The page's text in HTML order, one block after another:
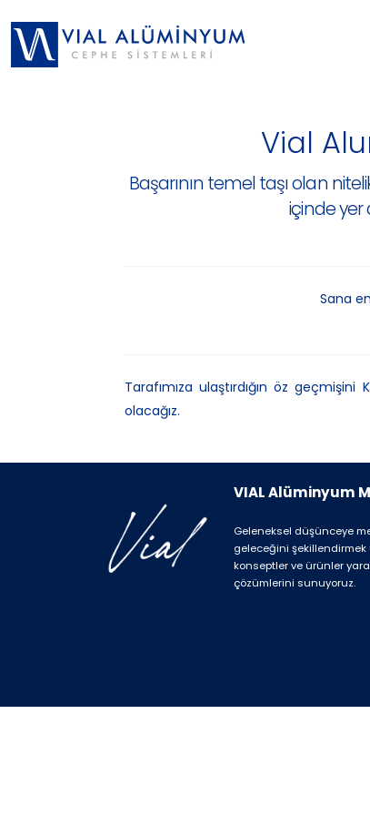
Vial
Başarının temel taşı olan
içinde yer
Sana
Tarafımıza ulaştırdığın öz
olacağız.
VIAL Alüminyum
Geleneksel düşünceye
geleceğini
konseptler ve ürünler
çözümlerini sunuyoruz.